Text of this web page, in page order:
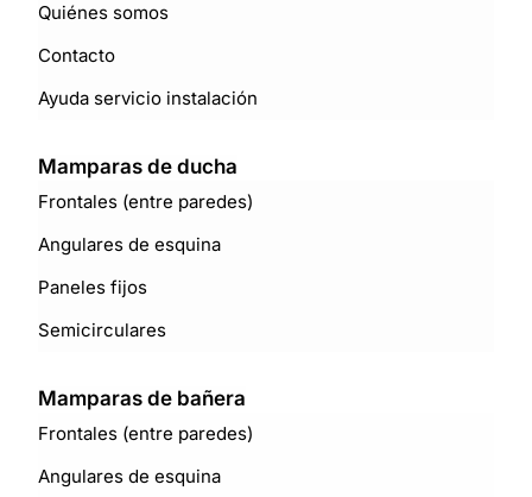
Quiénes somos
Contacto
Ayuda servicio instalación
Mamparas de ducha
Frontales (entre paredes)
Angulares de esquina
Paneles fijos
Semicirculares
Mamparas de bañera
Frontales (entre paredes)
Angulares de esquina